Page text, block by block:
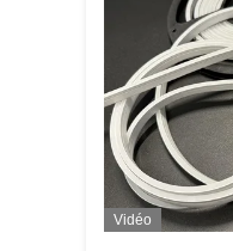
Vidéo